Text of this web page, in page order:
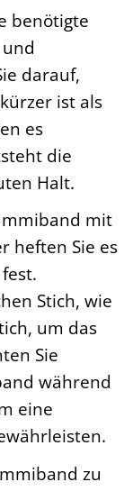
benötigte
darauf,
ist als
es
die
Halt.
mit
heften Sie es
Stich, wie
um das
Sie
während
eine
zu